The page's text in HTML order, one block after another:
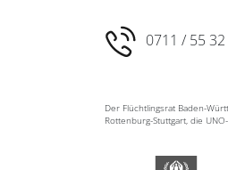
0711 / 55
Der Flüchtlingsrat Baden-
Rottenburg-Stuttgart, die